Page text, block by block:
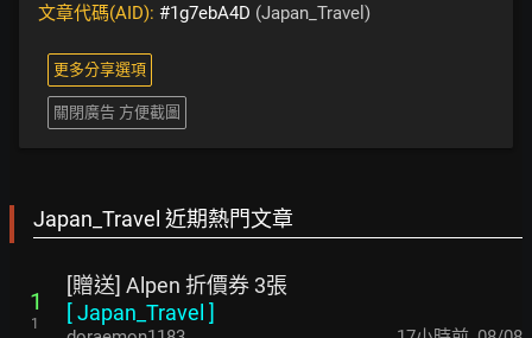
文章代碼(AID): #1g7ebA4D (Japan_Travel)
更多分享選項
關閉廣告 方便截圖
Japan_Travel 近期熱門文章
1
1
[贈送] Alpen 折價券 3張
[Japan_Travel ]